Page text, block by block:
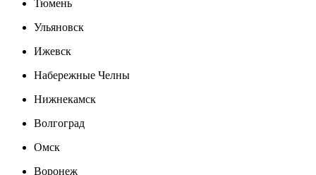
Тюмень
Ульяновск
Ижевск
Набережные Челны
Нижнекамск
Волгоград
Омск
Воронеж